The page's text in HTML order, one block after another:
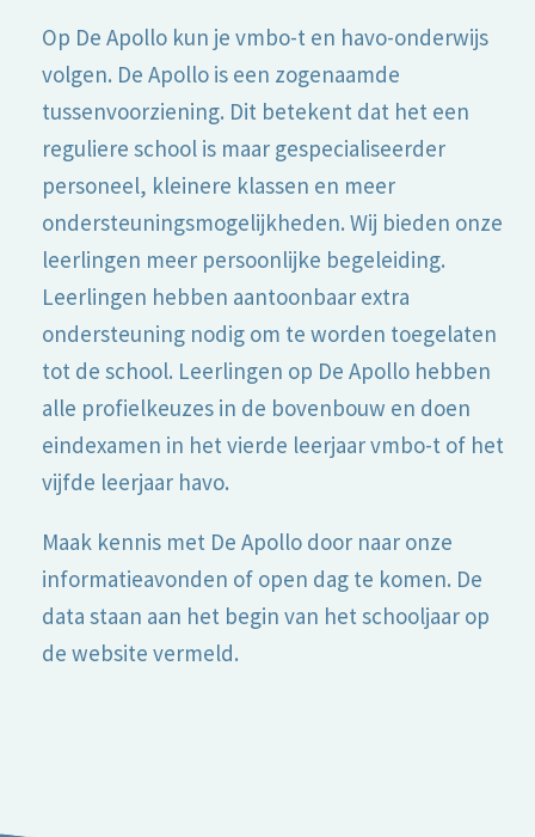
Op De Apollo kun je vmbo-t en havo-onderwijs
volgen. De Apollo is een zogenaamde
tussenvoorziening. Dit betekent dat het een
reguliere school is maar gespecialiseerder
personeel, kleinere klassen en meer
ondersteuningsmogelijkheden. Wij bieden onze
leerlingen meer persoonlijke begeleiding.
Leerlingen hebben aantoonbaar extra
ondersteuning nodig om te worden toegelaten
tot de school. Leerlingen op De Apollo hebben
alle profielkeuzes in de bovenbouw en doen
eindexamen in het vierde leerjaar vmbo-t of het
vijfde leerjaar havo.
Maak kennis met De Apollo door naar onze
informatieavonden of open dag te komen. De
data staan aan het begin van het schooljaar op
de website vermeld.